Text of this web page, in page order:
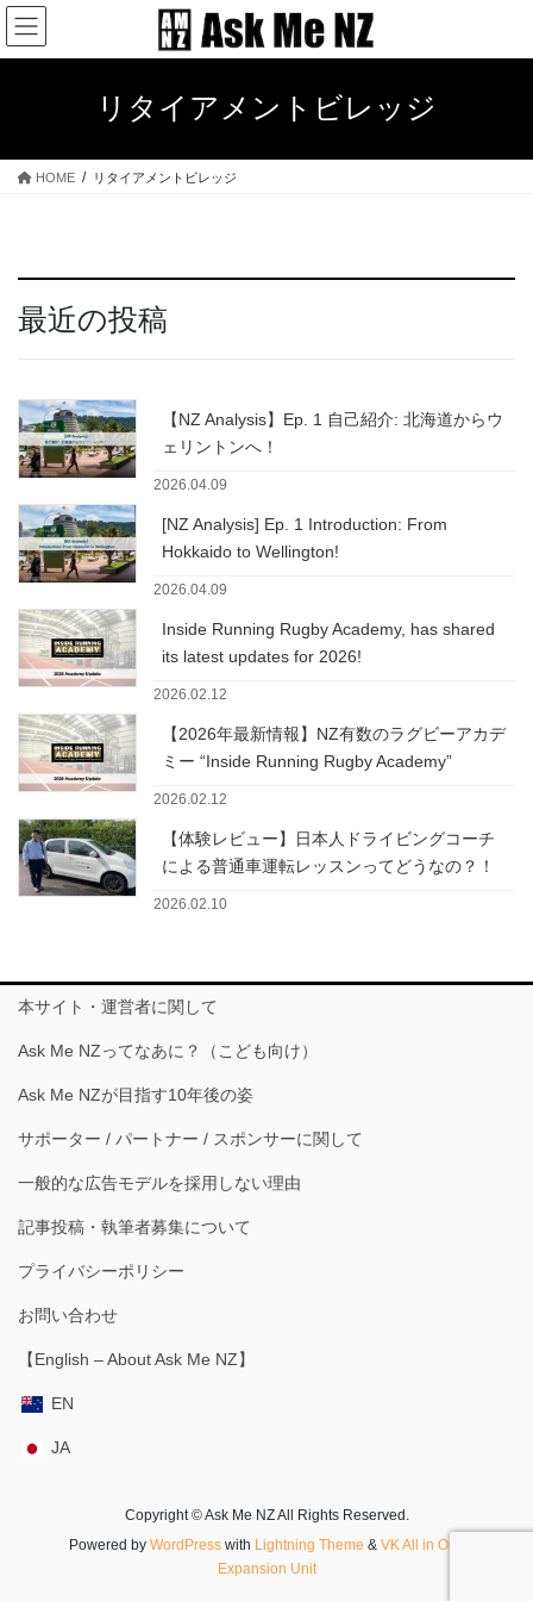
コ
ン
テ
ス
ナ
ビ
ゲ
ン
リタイアメントビレッジ
HOME リタイアメントビレッジ
最近の投稿
【NZ Analysis】Ep. 1 自己紹介: 北海道からウ
ェリントンへ！
2026.04.09
[NZ Analysis] Ep. 1 Introduction: From
Hokkaido to Wellington!
2026.04.09
Inside Running Rugby Academy, has shared
its latest updates for 2026!
2026.02.12
【2026年最新情報】NZ有数のラグビーアカデ
ミー “Inside Running Rugby Academy”
2026.02.12
【体験レビュー】日本人ドライビングコーチ
による普通車運転レッスンってどうなの？！
2026.02.10
本サイト・運営者に関して
Ask Me NZってなあに？（こども向け）
Ask Me NZが目指す10年後の姿
サポーター / パートナー / スポンサーに関して
一般的な広告モデルを採用しない理由
記事投稿・執筆者募集について
プライバシーポリシー
お問い合わせ
【English – About Ask Me NZ】
EN
JA
Copyright © Ask Me NZ All Rights Reserved.
Powered by WordPresswith Lightning Theme & VK All in One
Expansion Unit